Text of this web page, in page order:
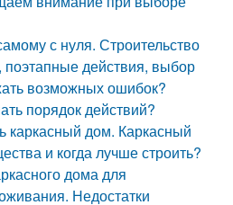
с нуля. Строительство
поэтапные действия, выбор
возможных ошибок?
порядок действий?
каркасный дом. Каркасный
и когда лучше строить?
дома для
Недостатки